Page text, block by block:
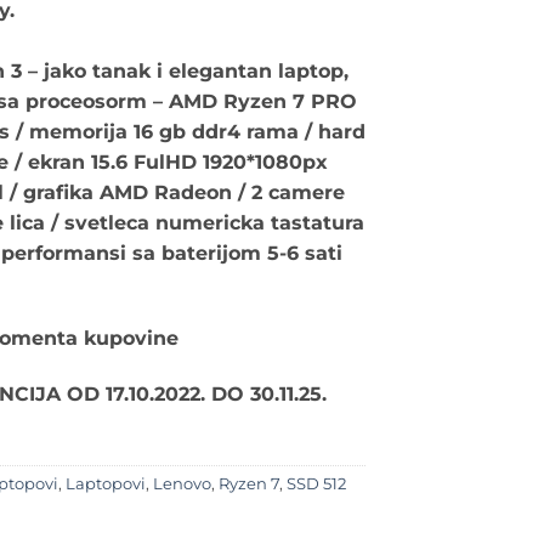
3 – jako tanak i elegantan laptop,
proceosorm – AMD Ryzen 7 PRO
/ memorija 16 gb ddr4 rama / hard
/ ekran 15.6 FulHD 1920*1080px
grafika AMD Radeon / 2 camere
lica / svetleca numericka tastatura
sa baterijom 5-6 sati
kupovine
OD 17.10.2022. DO 30.11.25.
, Laptopovi, Lenovo, Ryzen 7, SSD 512